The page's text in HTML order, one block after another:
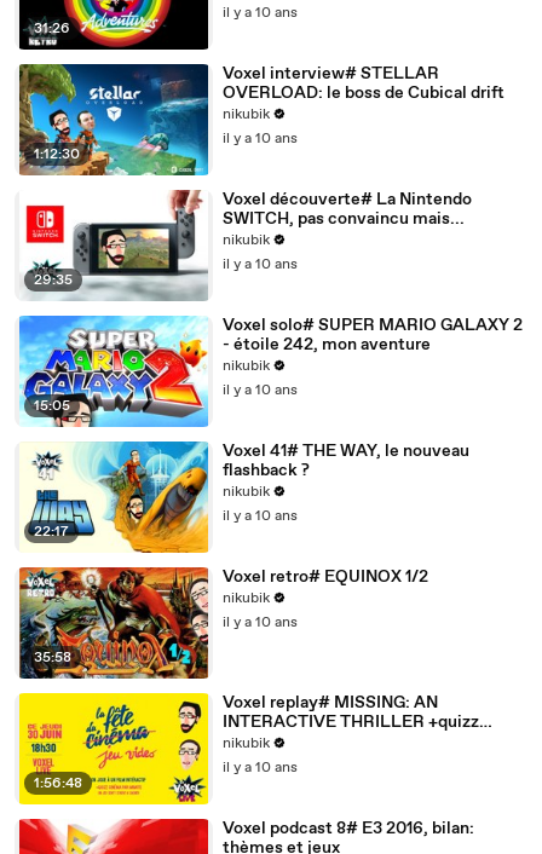
31:26
il y a 10 ans
1:12:30
Voxel interview# STELLAR
OVERLOAD: le boss de Cubical drift
nikubik
il y a 10 ans
29:35
Voxel découverte# La Nintendo
SWITCH, pas convaincu mais...
nikubik
il y a 10 ans
15:05
Voxel solo# SUPER MARIO GALAXY 2
- étoile 242, mon aventure
nikubik
il y a 10 ans
22:17
Voxel 41# THE WAY, le nouveau
flashback ?
nikubik
il y a 10 ans
35:58
Voxel retro# EQUINOX 1/2
nikubik
il y a 10 ans
1:56:48
Voxel replay# MISSING: AN
INTERACTIVE THRILLER +quizz
cinéma
nikubik
il y a 10 ans
Voxel podcast 8# E3 2016, bilan:
thèmes et jeux